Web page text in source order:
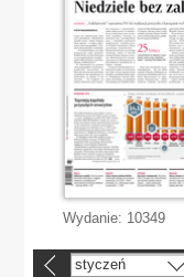
Wydanie: 10349
styczeń